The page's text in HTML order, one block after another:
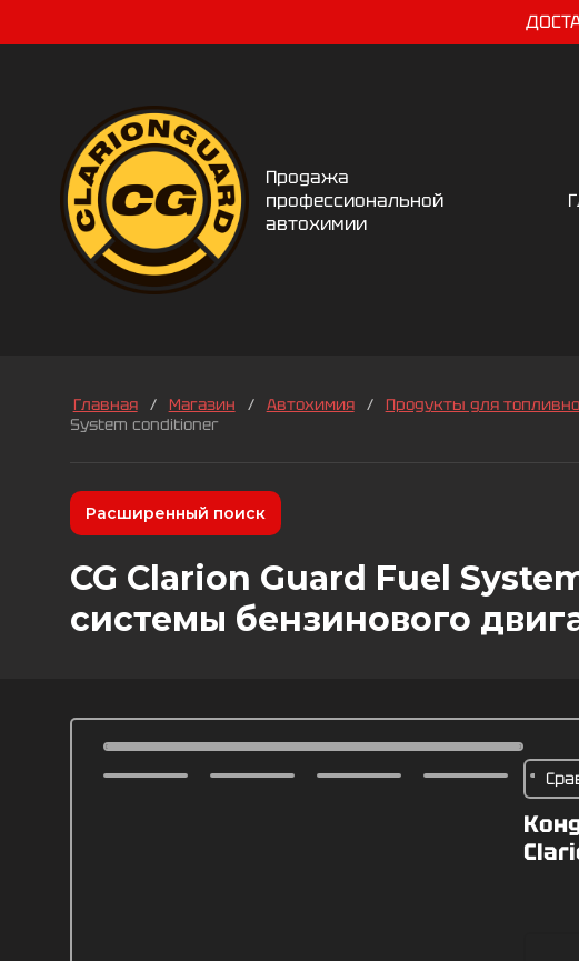
Продажа
профессиональной
автохимии
Главная / Магазин / Автохимия / Продукты для
System conditioner
Расширенный поиск
CG Clarion Guard Fuel
системы бензинового